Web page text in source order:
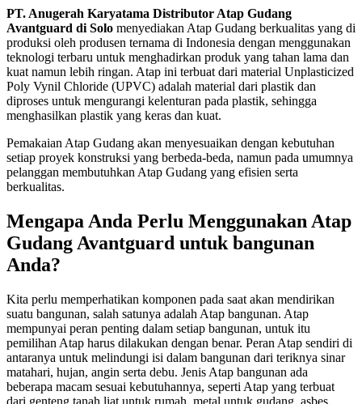
PT. Anugerah Karyatama Distributor Atap Gudang
Avantguard di Solo menyediakan Atap Gudang berkualitas yang di
produksi oleh produsen ternama di Indonesia dengan menggunakan
teknologi terbaru untuk menghadirkan produk yang tahan lama dan
kuat namun lebih ringan. Atap ini terbuat dari material Unplasticized
Poly Vynil Chloride (UPVC) adalah material dari plastik dan
diproses untuk mengurangi kelenturan pada plastik, sehingga
menghasilkan plastik yang keras dan kuat.
Pemakaian Atap Gudang akan menyesuaikan dengan kebutuhan
setiap proyek konstruksi yang berbeda-beda, namun pada umumnya
pelanggan membutuhkan Atap Gudang yang efisien serta
berkualitas.
Mengapa Anda Perlu Menggunakan Atap
Gudang Avantguard untuk bangunan
Anda?
Kita perlu memperhatikan komponen pada saat akan mendirikan
suatu bangunan, salah satunya adalah Atap bangunan. Atap
mempunyai peran penting dalam setiap bangunan, untuk itu
pemilihan Atap harus dilakukan dengan benar. Peran Atap sendiri di
antaranya untuk melindungi isi dalam bangunan dari teriknya sinar
matahari, hujan, angin serta debu. Jenis Atap bangunan ada
beberapa macam sesuai kebutuhannya, seperti Atap yang terbuat